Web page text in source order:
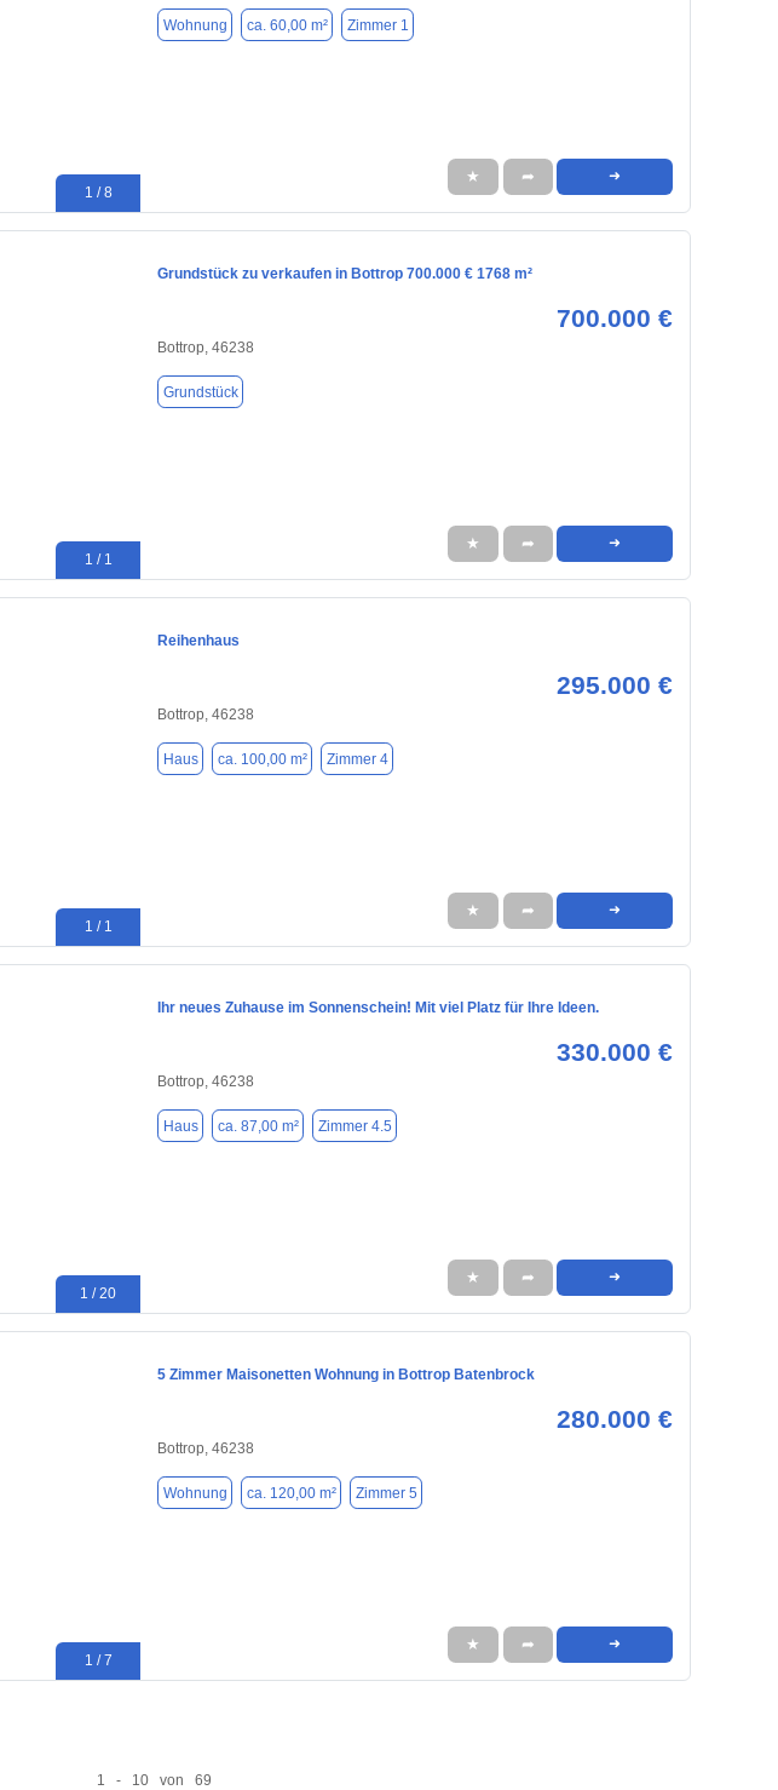
1 / 8
Wohnung ca. 60,00 m² Zimmer 1
★ ➦ ➜
1 / 1
Grundstück zu verkaufen in Bottrop 700.000 € 1768 m²
700.000 €
Bottrop, 46238
Grundstück
★ ➦ ➜
1 / 1
Reihenhaus
295.000 €
Bottrop, 46238
Haus ca. 100,00 m² Zimmer 4
★ ➦ ➜
1 / 20
Ihr neues Zuhause im Sonnenschein! Mit viel Platz für Ihre Ideen.
330.000 €
Bottrop, 46238
Haus ca. 87,00 m² Zimmer 4.5
★ ➦ ➜
1 / 7
5 Zimmer Maisonetten Wohnung in Bottrop Batenbrock
280.000 €
Bottrop, 46238
Wohnung ca. 120,00 m² Zimmer 5
★ ➦ ➜
1 - 10 von 69